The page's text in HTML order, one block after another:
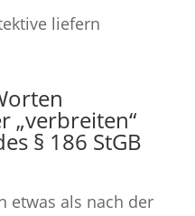
„verbreiten“
§ 186 StGB
etwas als nach der